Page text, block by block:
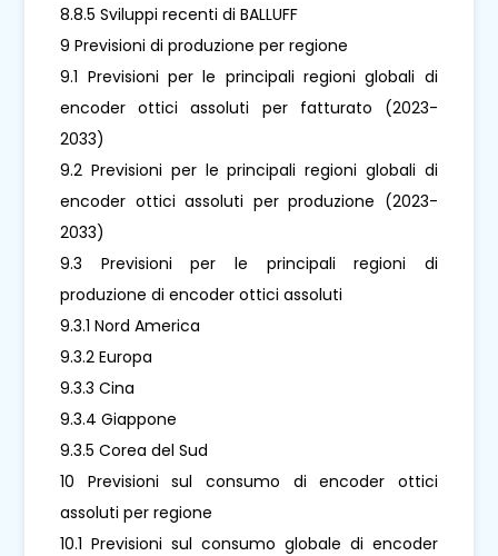
8.8.5 Sviluppi recenti di BALLUFF
9 Previsioni di produzione per regione
9.1 Previsioni per le principali regioni globali di
encoder ottici assoluti per fatturato (2023-
2033)
9.2 Previsioni per le principali regioni globali di
encoder ottici assoluti per produzione (2023-
2033)
9.3 Previsioni per le principali regioni di
produzione di encoder ottici assoluti
9.3.1 Nord America
9.3.2 Europa
9.3.3 Cina
9.3.4 Giappone
9.3.5 Corea del Sud
10 Previsioni sul consumo di encoder ottici
assoluti per regione
10.1 Previsioni sul consumo globale di encoder